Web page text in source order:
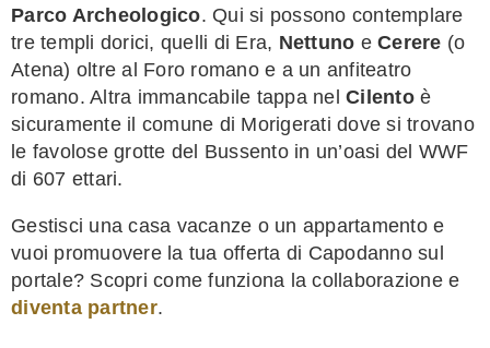
Parco Archeologico. Qui si possono contemplare
tre templi dorici, quelli di Era, Nettuno e Cerere (o
Atena) oltre al Foro romano e a un anfiteatro
romano. Altra immancabile tappa nel Cilento è
sicuramente il comune di Morigerati dove si trovano
le favolose grotte del Bussento in un’oasi del WWF
di 607 ettari.
Gestisci una casa vacanze o un appartamento e
vuoi promuovere la tua offerta di Capodanno sul
portale? Scopri come funziona la collaborazione e
diventa partner.